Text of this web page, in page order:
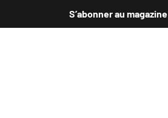
S’abonner au magazine